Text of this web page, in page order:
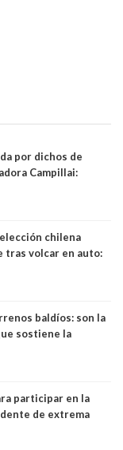
por dichos de
Campillai:
chilena
tras volcar en auto:
baldíos: son la
sostiene la
participar en la
de extrema